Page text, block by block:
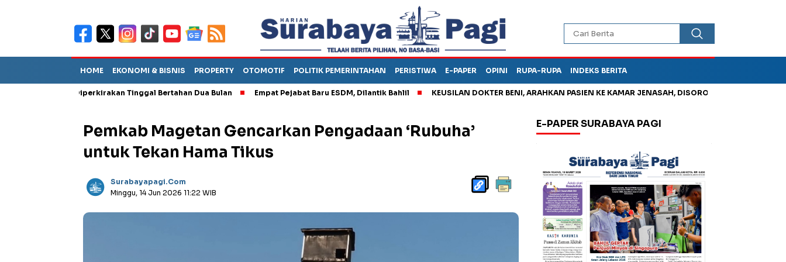
HOME EKONOMI & BISNIS PROPERTY OTOMOTIF POLITIK PEMERINTAHAN PERISTIWA E-PAPER OPINI RUPA-RUPA INDEKS BERITA
Sebut TPA Diperkirakan Tinggal Bertahan Dua Bulan Empat Pejabat Baru ESDM, Dilantik Bahlil KEUSILAN DOKTER BENI, ARAHKAN PASIEN KE KAMAR JENASAH, DISOROT
Pemkab Magetan Gencarkan Pengadaan ‘Rubuha’
untuk Tekan Hama Tikus
Surabayapagi.com
Minggu, 14 Jun 2026 11:22 WIB
E-PAPER SURABAYA PAGI